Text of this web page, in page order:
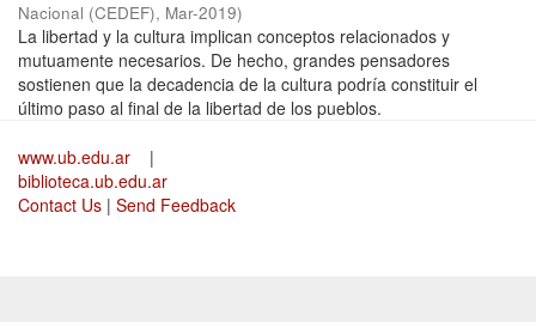
Nacional (CEDEF), Mar-2019)
La libertad y la cultura implican conceptos relacionados y
mutuamente necesarios. De hecho, grandes pensadores
sostienen que la decadencia de la cultura podría constituir el
último paso al final de la libertad de los pueblos.
www.ub.edu.ar
|
biblioteca.ub.edu.ar
Contact Us | Send Feedback